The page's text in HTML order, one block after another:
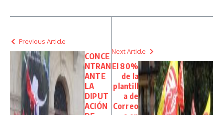
Previous Article
CONCE
NTRAN
ANTE
LA
DIPUT
ACIÓN
Next Article
El 80%
de la
plantill
a de
Correo